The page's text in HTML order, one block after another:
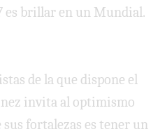
es brillar en un Mundial.
de la que dispone el
invita al optimismo
fortalezas es tener un